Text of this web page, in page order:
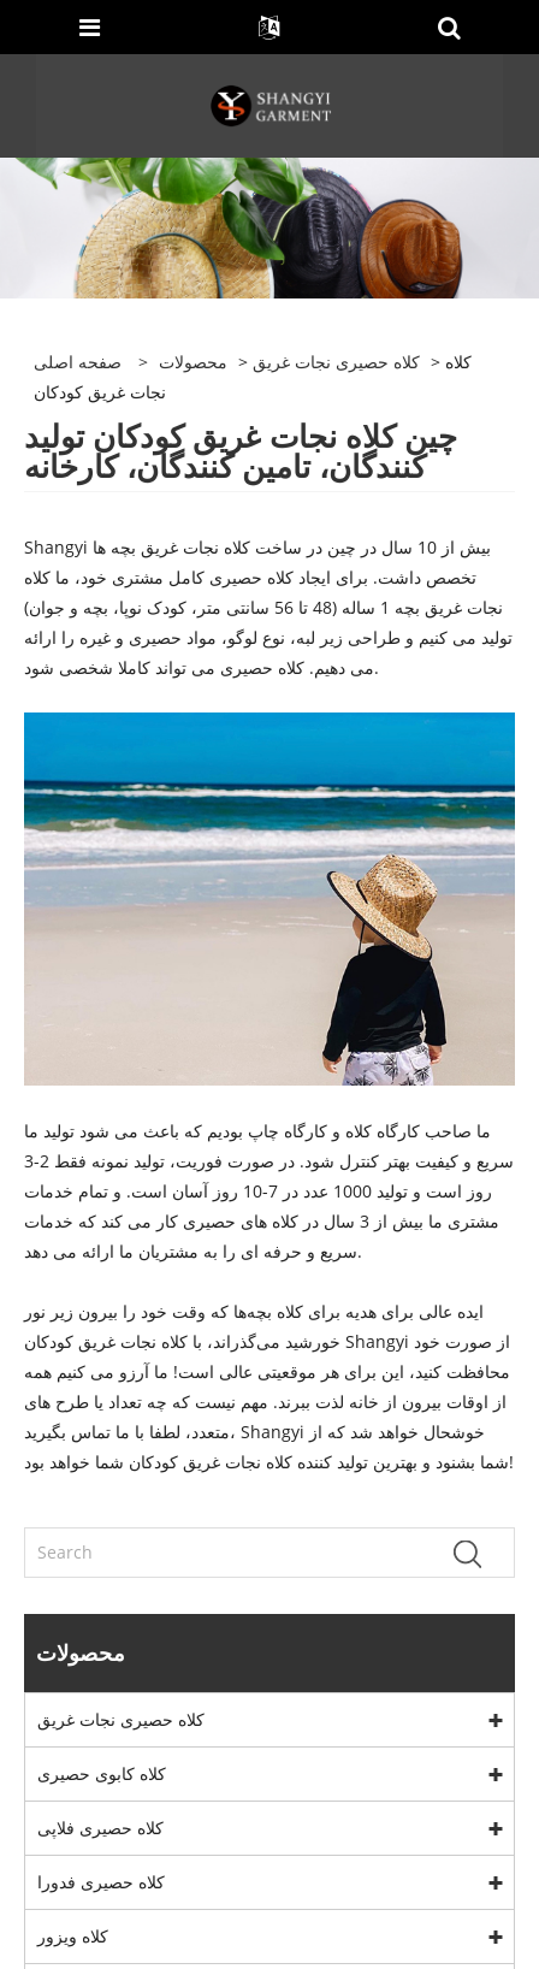
صفحه اصلی > محصولات > کلاه حصیری نجات غریق > کلاه
نجات غریق کودکان
چین کلاه نجات غریق کودکان تولید
کنندگان، تامین کنندگان، کارخانه
Shangyi بیش از 10 سال در چین در ساخت کلاه نجات غریق بچه ها
تخصص داشت. برای ایجاد کلاه حصیری کامل مشتری خود، ما کلاه
نجات غریق بچه 1 ساله (48 تا 56 سانتی متر، کودک نوپا، بچه و جوان)
تولید می کنیم و طراحی زیر لبه، نوع لوگو، مواد حصیری و غیره را ارائه
می دهیم. کلاه حصیری می تواند کاملا شخصی شود.
ما صاحب کارگاه کلاه و کارگاه چاپ بودیم که باعث می شود تولید ما
سریع و کیفیت بهتر کنترل شود. در صورت فوریت، تولید نمونه فقط 2-3
روز است و تولید 1000 عدد در 7-10 روز آسان است. و تمام خدمات
مشتری ما بیش از 3 سال در کلاه های حصیری کار می کند که خدمات
سریع و حرفه ای را به مشتریان ما ارائه می دهد.
ایده عالی برای هدیه برای کلاه بچه‌ها که وقت خود را بیرون زیر نور
خورشید می‌گذراند، با کلاه نجات غریق کودکان Shangyi از صورت خود
محافظت کنید، این برای هر موقعیتی عالی است! ما آرزو می کنیم همه
از اوقات بیرون از خانه لذت ببرند. مهم نیست که چه تعداد یا طرح های
متعدد، لطفا با ما تماس بگیرید، Shangyi خوشحال خواهد شد که از
شما بشنود و بهترین تولید کننده کلاه نجات غریق کودکان شما خواهد بود!
محصولات
کلاه حصیری نجات غریق
کلاه کابوی حصیری
کلاه حصیری فلاپی
کلاه حصیری فدورا
کلاه ویزور